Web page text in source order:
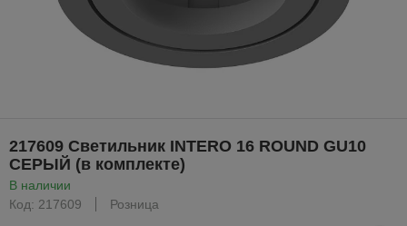
217609 Светильник INTERO 16 ROUND GU10
СЕРЫЙ (в комплекте)
В наличии
Код: 217609
Розница